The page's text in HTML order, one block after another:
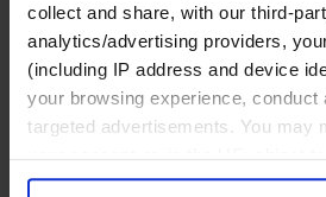
collect and share, with our third-
analytics/advertising providers,
(including IP address and device
your browsing experience, conduct
targeted advertisements. You may
your consent or, in the US, object
your data for targeted advertising,
トランスフォーメーショナル・
ログラム
経営人材の評価
組織変革の支援
エグゼクティブサーチ
企業統治アドバイザリー
経営人材の育成
CEOサクセッション